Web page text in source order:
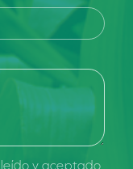
y aceptado